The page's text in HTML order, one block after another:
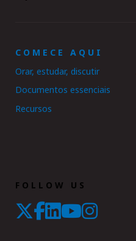
COMECE AQUI
Orar, estudar, discutir
Documentos essenciais
Recursos
FOLLOW US